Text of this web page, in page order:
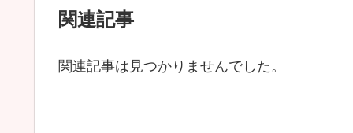
関連記事
関連記事は見つかりませんでした。